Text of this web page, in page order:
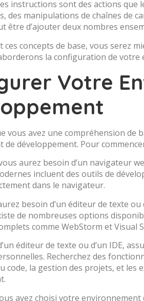
instructions sont des actions
des manipulations de chaînes de
être d’ajouter deux nombres
ces concepts de base, vous serez
la configuration de votre
Votre
vous avez une compréhension de
développement. Pour
aurez besoin d’un navigateur
incluent des outils de
dans le navigateur.
besoin d’un éditeur de texte
de nombreuses options
comme WebStorm et Visual
éditeur de texte ou d’un IDE,
Recherchez des
code, la gestion des projets, et
avez choisi votre